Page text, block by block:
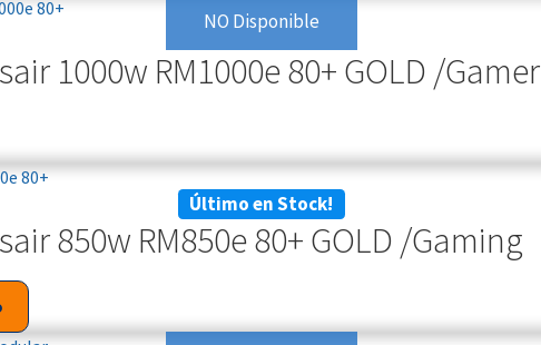
NO Disponible
1000w RM1000e 80+ GOLD /Gamer
Último en Stock!
850w RM850e 80+ GOLD /Gaming